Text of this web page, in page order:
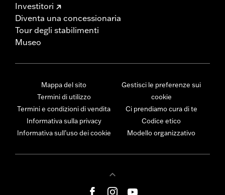
Investitori
Diventa una concessionaria
Tour degli stabilimenti
Museo
Mappa del sito
Termini di utilizzo
Termini e condizioni di vendita
Informativa sulla privacy
Informativa sull’uso dei cookie
Gestisci le preferenze sui
cookie
Ci prendiamo cura di te
Codice etico
Modello organizzativo